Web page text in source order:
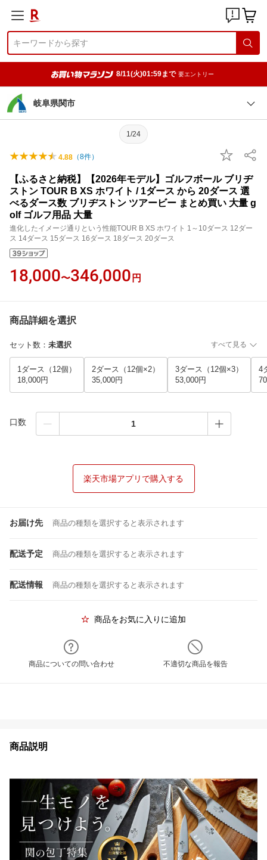
8/11(火)01:59まで 要エントリー
岐阜県関市
1/24
4.88 （8件）
【ふるさと納税】【2026年モデル】ゴルフボール ブリヂ
ストン TOUR B XS ホワイト / 1ダース から 20ダース 選
べるダース数 ブリヂストン ツアービー まとめ買い 大量 g
olf ゴルフ用品 大量
進化したイメージ通りという性能TOUR B XS ホワイト 1～10ダース 12ダー
ス 14ダース 15ダース 16ダース 18ダース 20ダース
18,000〜346,000 円
商品詳細を選択
セット数 ： 未選択 すべて見る
1ダース（12個）
18,000円
2ダース（12個×2）
35,000円
3ダース（12個×3）
53,000円
4
口数
楽天市場アプリで購入する
お届け先 商品の種類を選択すると表示されます
配送予定 商品の種類を選択すると表示されます
配送情報 商品の種類を選択すると表示されます
商品をお気に入りに追加
商品についての問い合わせ 不適切な商品を報告
商品説明